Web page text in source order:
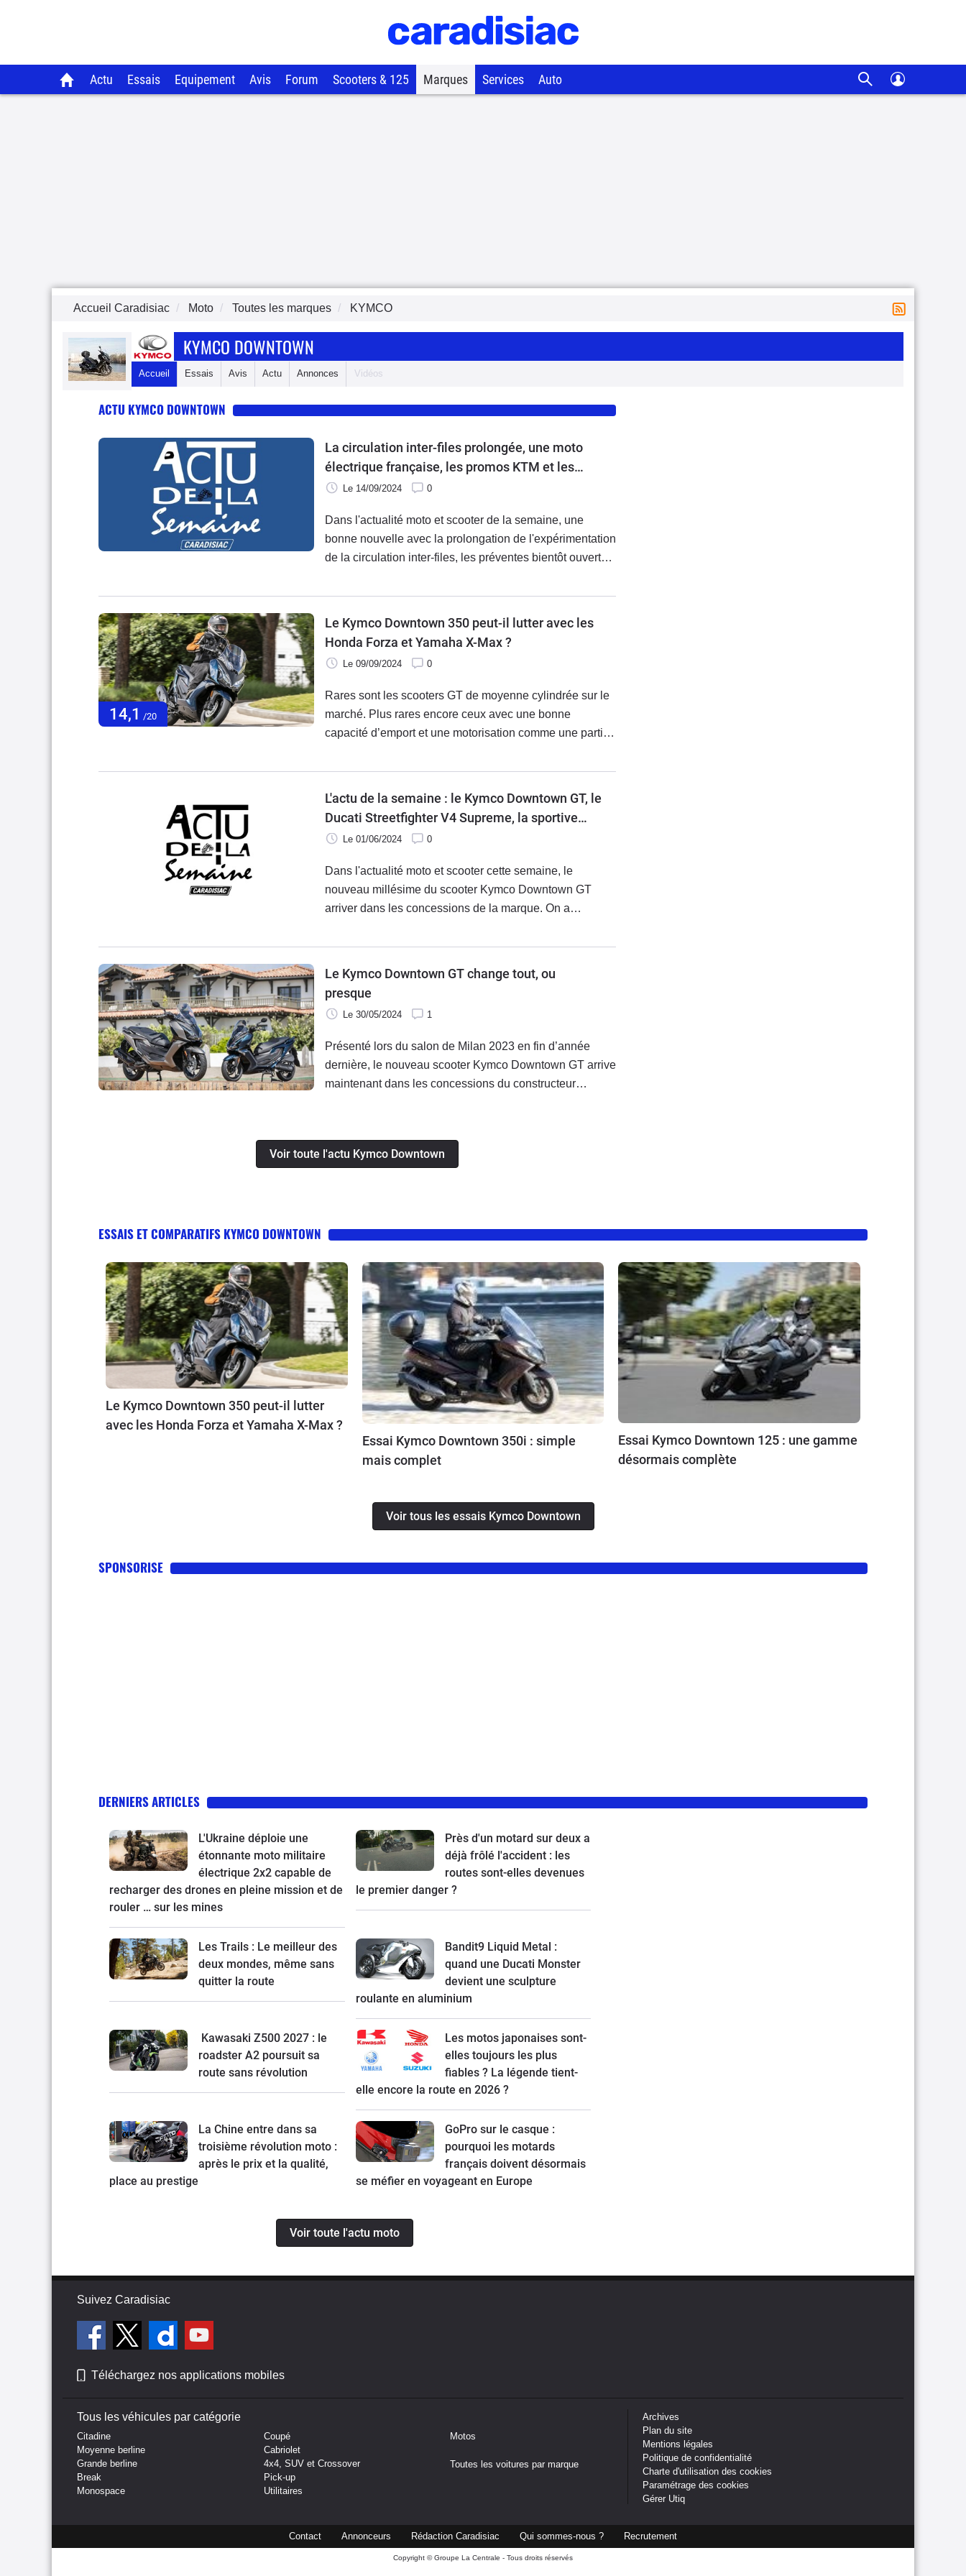
Actu Essais Equipement Avis Forum Scooters & 125 Marques Services Auto
Accueil Caradisiac Moto Toutes les marques KYMCO
KYMCO DOWNTOWN
Accueil Essais Avis Actu Annonces Vidéos
ACTU KYMCO DOWNTOWN
La circulation inter-files prolongée, une moto
électrique française, les promos KTM et les
Kymco Downtown GT 350 et Yamaha MT-09 Y-
Le 14/09/2024 0
Dans l'actualité moto et scooter de la semaine, une
bonne nouvelle avec la prolongation de l'expérimentation
de la circulation inter-files, les préventes bientôt ouvertes
J2R Dynamics et les promos KTM. Deux essais sont à
Yamaha MT-09 Y-AMT.
14,1 /20
Le Kymco Downtown 350 peut-il lutter avec les
Honda Forza et Yamaha X-Max ?
Le 09/09/2024 0
Rares sont les scooters GT de moyenne cylindrée sur le
marché. Plus rares encore ceux avec une bonne
capacité d’emport et une motorisation comme une partie
Taïwanais est-il en mesure d’offrir de belles alternatives ?
et au X-Max 300, plus onéreux et pouvant être bien
mieux équipé ? Voici l’essai du dernier né des scooters
taïwanais et nos premières impressions après un galop
d’essai en Nouvelle Aquitaine.
L'actu de la semaine : le Kymco Downtown GT, le
Ducati Streetfighter V4 Supreme, la sportive
CFMoto, les concepts Ducati Scrambler et le
Le 01/06/2024 0
Dans l'actualité moto et scooter cette semaine, le
nouveau millésime du scooter Kymco Downtown GT
arriver dans les concessions de la marque. On a
et des concepts : la sportive CFMoto Aspar Special
semaine, le scooter Kymco Skytown 125.
Le Kymco Downtown GT change tout, ou
presque
Le 30/05/2024 1
Présenté lors du salon de Milan 2023 en fin d’année
dernière, le nouveau scooter Kymco Downtown GT arrive
maintenant dans les concessions du constructeur
350).
Voir toute l'actu Kymco Downtown
ESSAIS ET COMPARATIFS KYMCO DOWNTOWN
Le Kymco Downtown 350 peut-il lutter
avec les Honda Forza et Yamaha X-Max ?
Essai Kymco Downtown 350i : simple
mais complet
Essai Kymco Downtown 125 : une gamme
désormais complète
Voir tous les essais Kymco Downtown
SPONSORISE
DERNIERS ARTICLES
L'Ukraine déploie une
étonnante moto militaire
électrique 2x2 capable de
recharger des drones en pleine mission et de
rouler … sur les mines
Près d'un motard sur deux a
déjà frôlé l'accident : les
routes sont-elles devenues
le premier danger ?
Les Trails : Le meilleur des
deux mondes, même sans
quitter la route
Bandit9 Liquid Metal :
quand une Ducati Monster
devient une sculpture
roulante en aluminium
Kawasaki Z500 2027 : le
roadster A2 poursuit sa
route sans révolution
Les motos japonaises sont-
elles toujours les plus
fiables ? La légende tient-
elle encore la route en 2026 ?
La Chine entre dans sa
troisième révolution moto :
après le prix et la qualité,
place au prestige
GoPro sur le casque :
pourquoi les motards
français doivent désormais
se méfier en voyageant en Europe
Voir toute l'actu moto
Suivez Caradisiac
Téléchargez nos applications mobiles
Tous les véhicules par catégorie
Citadine
Moyenne berline
Grande berline
Break
Monospace
Coupé
Cabriolet
4x4, SUV et Crossover
Pick-up
Utilitaires
Motos
Toutes les voitures par marque
Archives
Plan du site
Mentions légales
Politique de confidentialité
Charte d'utilisation des cookies
Paramétrage des cookies
Gérer Utiq
Contact Annonceurs Rédaction Caradisiac Qui sommes-nous ? Recrutement
Copyright © Groupe La Centrale - Tous droits réservés